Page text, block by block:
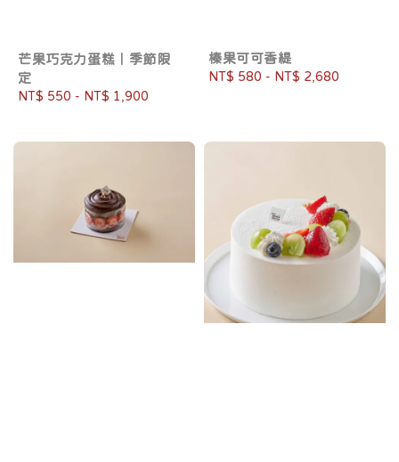
芒果巧克力蛋糕｜季節限
定
Regular
NT$ 550 - NT$ 1,900
榛果可可香緹
Regular
NT$ 580 - NT$ 2,680